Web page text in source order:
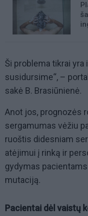
Ši problema tikrai yra
susidursime“, –
sakė B. Brasiūnienė.
Anot jos, prognozės
sergamumas vėžiu
ruoštis didesniam
atėjimui į rinką ir
gydymas
mutaciją.
Pacientai dėl vaistų